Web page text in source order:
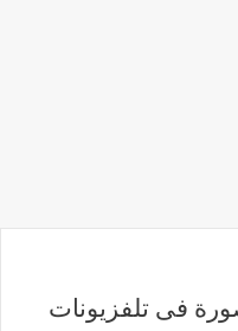
فى تلفزيونات